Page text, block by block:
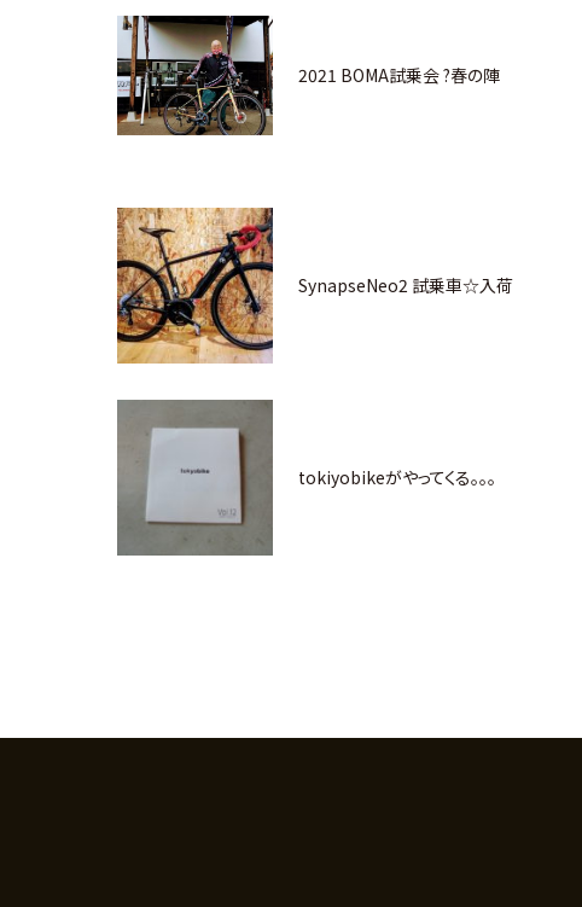
2021 BOMA試乗会 ?春の陣
SynapseNeo2 試乗車☆入荷
tokiyobikeがやってくる。。。